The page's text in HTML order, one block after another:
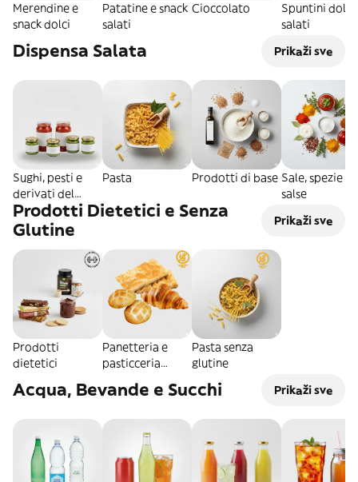
Merendine e
snack dolci
Patatine e snack
salati
Cioccolato
Spuntini dolci
salati
Dispensa Salata Prikaži sve
Sughi, pesti e
derivati del
pomodoro
Pasta Prodotti di base Sale, spezie e
salse
Prodotti Dietetici e Senza
Glutine
Prikaži sve
Prodotti
dietetici
Panetteria e
pasticceria
Pasta senza
glutine
Acqua, Bevande e Succhi Prikaži sve